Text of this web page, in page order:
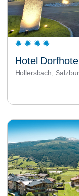
Hotel
Hollersbach,